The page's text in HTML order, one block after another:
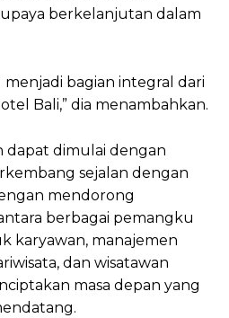
berkelanjutan dalam
bagian integral dari
Bali,” dia menambahkan.
dapat dimulai dengan
sejalan dengan
mendorong
berbagai pemangku
karyawan, manajemen
dan wisatawan
masa depan yang